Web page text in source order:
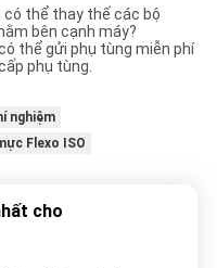
có thể thay thế các bộ
bên cạnh máy?
thể gửi phụ tùng miễn phí
phụ tùng.
nghiệm
Flexo ISO
cho